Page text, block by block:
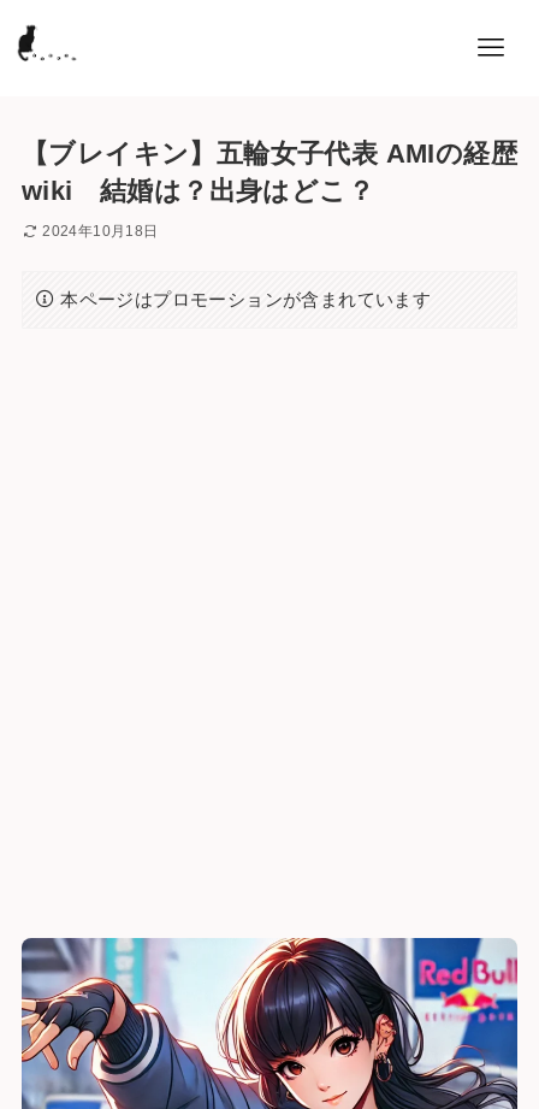
【ブレイキン】五輪女子代表 AMIの経歴
wiki 結婚は？出身はどこ？
2024年10月18日
本ページはプロモーションが含まれています